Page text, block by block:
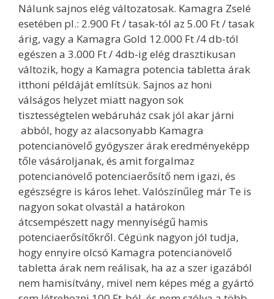
Nálunk sajnos elég változatosak. Kamagra Zselé
esetében pl.: 2.900 Ft / tasak-tól az 5.00 Ft / tasak
árig, vagy a Kamagra Gold 12.000 Ft /4 db-tól
egészen a 3.000 Ft / 4db-ig elég drasztikusan
változik, hogy a Kamagra potencia tabletta árak
itthoni példáját említsük. Sajnos az honi
válságos helyzet miatt nagyon sok
tisztességtelen webáruház csak jól akar járni
abból, hogy az alacsonyabb Kamagra
potencianövelő gyógyszer árak eredményeképp
tőle vásároljanak, és amit forgalmaz
potencianövelő potenciaerősítő nem igazi, és
egészségre is káros lehet. Valószínűleg már Te is
nagyon sokat olvastál a határokon
átcsempészett nagy mennyiségű hamis
potenciaerősítőkről. Cégünk nagyon jól tudja,
hogy ennyire olcsó Kamagra potencianövelő
tabletta árak nem reálisak, ha az a szer igazából
nem hamisítvány, mivel nem képes még a gyártó